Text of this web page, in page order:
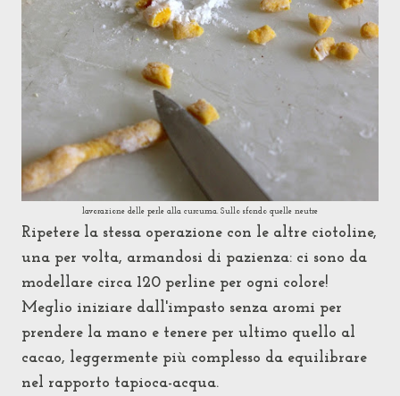
lavorazione delle perle alla curcuma. Sullo sfondo quelle neutre
Ripetere la stessa operazione con le altre ciotoline,
una per volta, armandosi di pazienza: ci sono da
modellare circa 120 perline per ogni colore!
Meglio iniziare dall'impasto senza aromi per
prendere la mano e tenere per ultimo quello al
cacao, leggermente più complesso da equilibrare
nel rapporto tapioca-acqua.